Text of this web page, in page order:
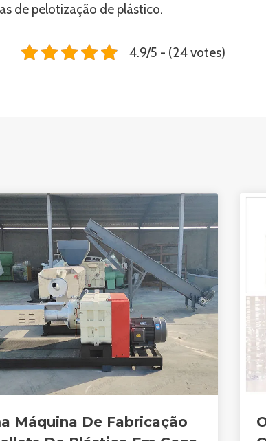
de pelotização de plástico.
4.9/5 - (24 votes)
Máquina De Fabricação